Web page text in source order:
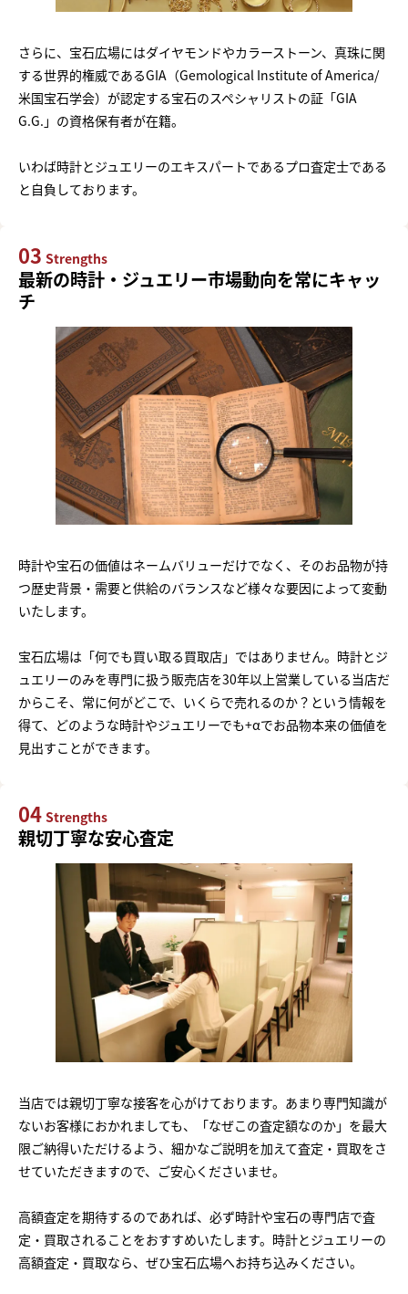
さらに、宝石広場にはダイヤモンドやカラーストーン、真珠に関
する世界的権威であるGIA（Gemological Institute of America/
米国宝石学会）が認定する宝石のスペシャリストの証「GIA
G.G.」の資格保有者が在籍。
いわば時計とジュエリーのエキスパートであるプロ査定士である
と自負しております。
03 Strengths
最新の時計・ジュエリー市場動向を常にキャッ
チ
時計や宝石の価値はネームバリューだけでなく、そのお品物が持
つ歴史背景・需要と供給のバランスなど様々な要因によって変動
いたします。
宝石広場は「何でも買い取る買取店」ではありません。時計とジ
ュエリーのみを専門に扱う販売店を30年以上営業している当店だ
からこそ、常に何がどこで、いくらで売れるのか？という情報を
得て、どのような時計やジュエリーでも+αでお品物本来の価値を
見出すことができます。
04 Strengths
親切丁寧な安心査定
当店では親切丁寧な接客を心がけております。あまり専門知識が
ないお客様におかれましても、「なぜこの査定額なのか」を最大
限ご納得いただけるよう、細かなご説明を加えて査定・買取をさ
せていただきますので、ご安心くださいませ。
高額査定を期待するのであれば、必ず時計や宝石の専門店で査
定・買取されることをおすすめいたします。時計とジュエリーの
高額査定・買取なら、ぜひ宝石広場へお持ち込みください。